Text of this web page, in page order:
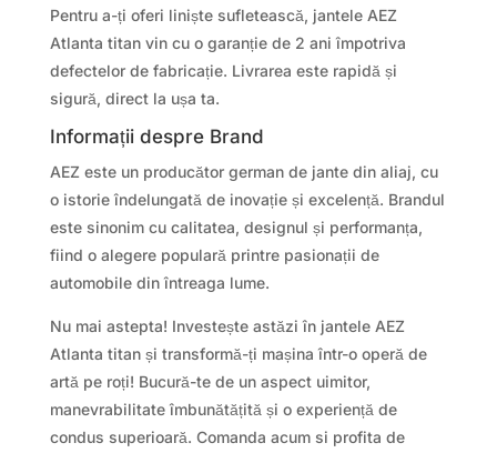
Pentru a-ți oferi liniște sufletească, jantele AEZ
Atlanta titan vin cu o garanție de 2 ani împotriva
defectelor de fabricație. Livrarea este rapidă și
sigură, direct la ușa ta.
Informații despre Brand
AEZ este un producător german de jante din aliaj, cu
o istorie îndelungată de inovație și excelență. Brandul
este sinonim cu calitatea, designul și performanța,
fiind o alegere populară printre pasionații de
automobile din întreaga lume.
Nu mai astepta! Investește astăzi în jantele AEZ
Atlanta titan și transformă-ți mașina într-o operă de
artă pe roți! Bucură-te de un aspect uimitor,
manevrabilitate îmbunătățită și o experiență de
condus superioară. Comanda acum si profita de